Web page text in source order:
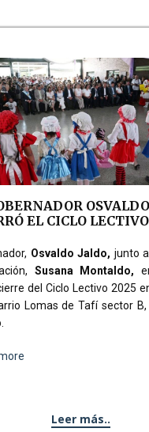
EL CICLO
Osvaldo Jaldo, junto
Susana Montaldo,
del Ciclo Lectivo 2025
Lomas de Tafí sector
Leer más..